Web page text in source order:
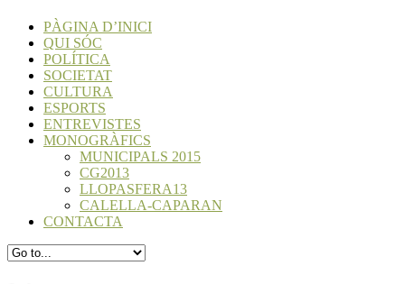
PÀGINA D’INICI
QUI SÓC
POLÍTICA
SOCIETAT
CULTURA
ESPORTS
ENTREVISTES
MONOGRÀFICS
MUNICIPALS 2015
CG2013
LLOPASFERA13
CALELLA-CAPARAN
CONTACTA